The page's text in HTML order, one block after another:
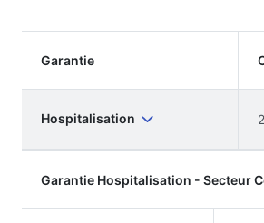
Garantie
Hospitalisation
Garantie Hospitalisation - Secteur